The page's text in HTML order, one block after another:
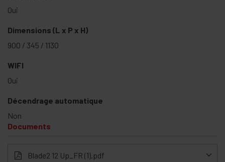
Oui
Dimensions (L x P x H)
900 / 345 / 1130
WIFI
Oui
Décendrage automatique
Non
Documents
Blade2 12 Up_FR (1).pdf